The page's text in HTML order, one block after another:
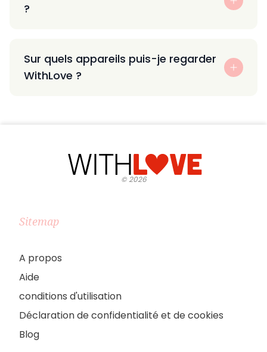
?
Sur quels appareils puis-je regarder
WithLove ?
©2026
Sitemap
A propos
Aide
conditions d'utilisation
Déclaration de confidentialité et de cookies
Blog